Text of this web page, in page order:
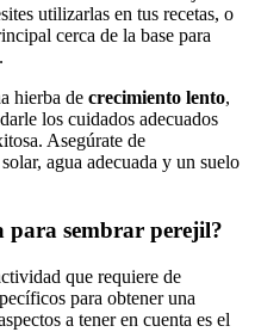
utilizarlas en tus recetas, o
cerca de la base para
hierba de crecimiento lento,
los cuidados adecuados
Asegúrate de
agua adecuada y un suelo
para sembrar perejil?
que requiere de
para obtener una
a tener en cuenta es el